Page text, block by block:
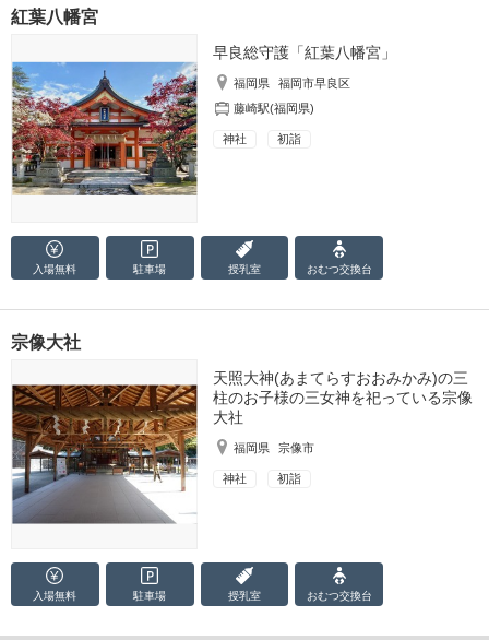
紅葉八幡宮
早良総守護「紅葉八幡宮」
福岡県
福岡市早良区
藤崎駅(福岡県)
神社 初詣
入場無料 駐車場 授乳室 おむつ交換台
宗像大社
天照大神(あまてらすおおみかみ)の三
柱のお子様の三女神を祀っている宗像
大社
福岡県 宗像市
神社 初詣
入場無料 駐車場 授乳室 おむつ交換台